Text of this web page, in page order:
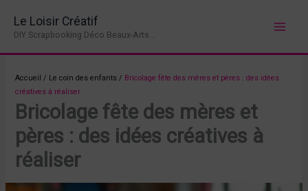
contenu
Le Loisir Créatif
DIY Scrapbooking Déco Beaux-Arts...
Accueil / Le coin des enfants / Bricolage fête des mères et pères : des idées
créatives à réaliser
Bricolage fête des mères et
pères : des idées créatives à
réaliser